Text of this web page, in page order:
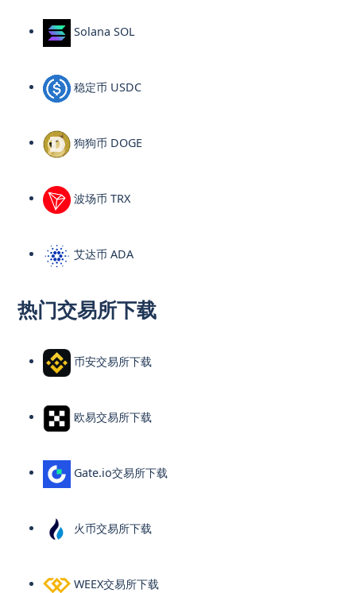
Solana SOL
稳定币 USDC
狗狗币 DOGE
波场币 TRX
艾达币 ADA
热门交易所下载
币安交易所下载
欧易交易所下载
Gate.io交易所下载
火币交易所下载
WEEX交易所下载